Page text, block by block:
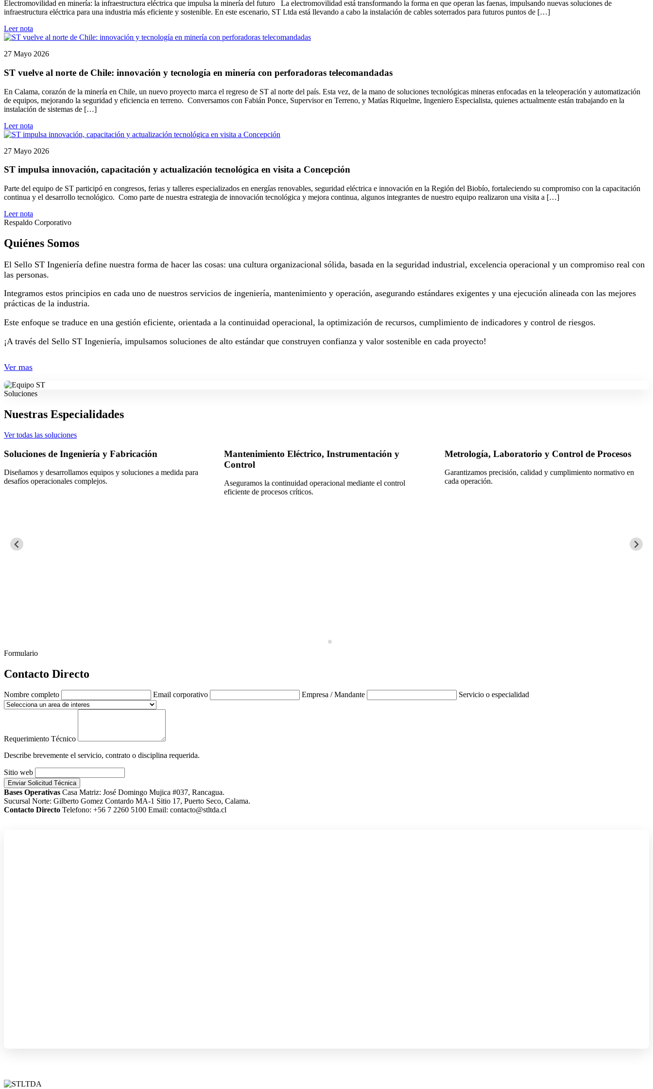
Electromovilidad en minería: la infraestructura eléctrica que impulsa la minería del futuro La electromovilidad está transformando la forma en que operan las faenas, impulsando nuevas soluciones de
infraestructura eléctrica para una industria más eficiente y sostenible. En este escenario, ST Ltda está llevando a cabo la instalación de cables soterrados para futuros puntos de […]
Leer nota
27 Mayo 2026
ST vuelve al norte de Chile: innovación y tecnología en minería con perforadoras telecomandadas
En Calama, corazón de la minería en Chile, un nuevo proyecto marca el regreso de ST al norte del país. Esta vez, de la mano de soluciones tecnológicas mineras enfocadas en la teleoperación y automatización
de equipos, mejorando la seguridad y eficiencia en terreno. Conversamos con Fabián Ponce, Supervisor en Terreno, y Matías Riquelme, Ingeniero Especialista, quienes actualmente están trabajando en la
instalación de sistemas de […]
Leer nota
27 Mayo 2026
ST impulsa innovación, capacitación y actualización tecnológica en visita a Concepción
Parte del equipo de ST participó en congresos, ferias y talleres especializados en energías renovables, seguridad eléctrica e innovación en la Región del Biobío, fortaleciendo su compromiso con la capacitación
continua y el desarrollo tecnológico. Como parte de nuestra estrategia de innovación tecnológica y mejora continua, algunos integrantes de nuestro equipo realizaron una visita a […]
Leer nota
Respaldo Corporativo
Quiénes Somos
El Sello ST Ingeniería define nuestra forma de hacer las cosas: una cultura organizacional sólida, basada en la seguridad industrial, excelencia operacional y un compromiso real con
las personas.
Integramos estos principios en cada uno de nuestros servicios de ingeniería, mantenimiento y operación, asegurando estándares exigentes y una ejecución alineada con las mejores
prácticas de la industria.
Este enfoque se traduce en una gestión eficiente, orientada a la continuidad operacional, la optimización de recursos, cumplimiento de indicadores y control de riesgos.
¡A través del Sello ST Ingeniería, impulsamos soluciones de alto estándar que construyen confianza y valor sostenible en cada proyecto!
Ver mas
Soluciones
Nuestras Especialidades
Ver todas las soluciones
y Fabricación
y soluciones a medida para
Mantenimiento Eléctrico, Instrumentación y
Aseguramos la continuidad operacional mediante el control
Metrología, Laboratorio y Control de Procesos
Garantizamos precisión, calidad y cumplimiento normativo en
cada operación.
Sistemas de
Protegemos a las
Formulario
Contacto Directo
Nombre completo Email corporativo Empresa / Mandante Servicio o especialidad
Requerimiento Técnico
Describe brevemente el servicio, contrato o disciplina requerida.
Sitio web
Enviar Solicitud Técnica
Bases Operativas Casa Matriz: José Domingo Mujica #037, Rancagua.
Sucursal Norte: Gilberto Gomez Contardo MA-1 Sitio 17, Puerto Seco, Calama.
Contacto Directo Telefono: +56 7 2260 5100 Email: contacto@stltda.cl